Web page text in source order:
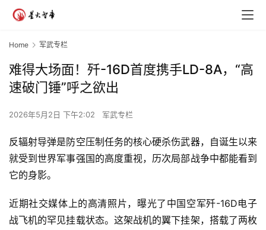
Home 军武专栏
难得大场面！歼-16D首度携手LD-8A，“高
速破门锤”呼之欲出
2026年5月2日 下午2:02 军武专栏
反辐射导弹是防空压制任务的核心硬杀伤武器，自诞生以来
就受到世界军事强国的高度重视，历次局部战争中都能看到
它的身影。
近期社交媒体上的高清照片，曝光了中国空军歼-16D电子
战飞机的罕见挂载状态。这架战机的翼下挂架，搭载了两枚